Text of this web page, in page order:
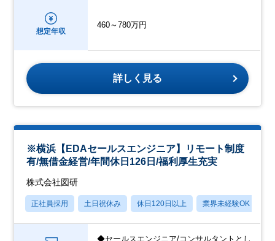
想定年収
460～780万円
詳しく見る
※横浜【EDAセールスエンジニア】リモート制度
有/無借金経営/年間休日126日/福利厚生充実
株式会社図研
正社員採用 土日祝休み 休日120日以上 業界未経験OK
◆セールスエンジニア/コンサルタントとし